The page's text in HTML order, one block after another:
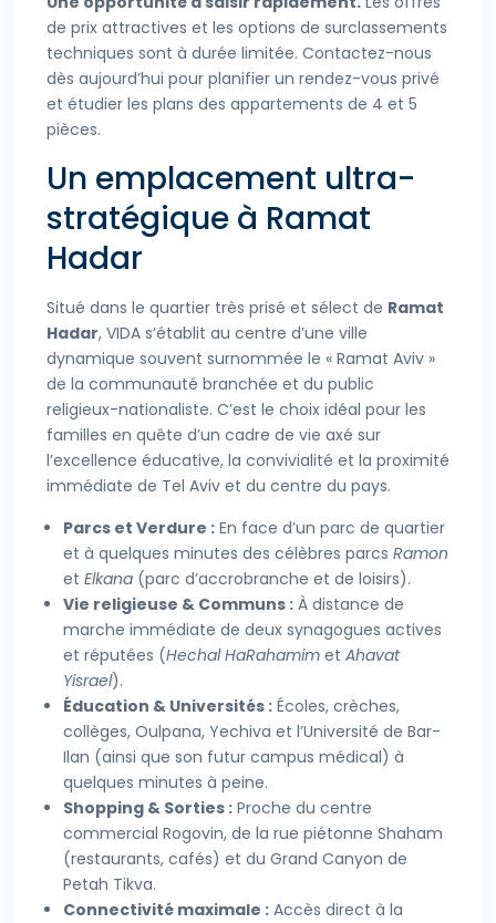
de prix attractives et les options de surclassements
techniques sont à durée limitée. Contactez-nous
dès aujourd’hui pour planifier un rendez-vous privé
et étudier les plans des appartements de 4 et 5
pièces.
Un emplacement ultra-
stratégique à Ramat
Hadar
Situé dans le quartier très prisé et sélect de Ramat
Hadar, VIDA s’établit au centre d’une ville
dynamique souvent surnommée le « Ramat Aviv »
de la communauté branchée et du public
religieux-nationaliste. C’est le choix idéal pour les
familles en quête d’un cadre de vie axé sur
l’excellence éducative, la convivialité et la proximité
immédiate de Tel Aviv et du centre du pays.
Parcs et Verdure : En face d’un parc de quartier
et à quelques minutes des célèbres parcs Ramon
et Elkana (parc d’accrobranche et de loisirs).
Vie religieuse & Communs : À distance de
marche immédiate de deux synagogues actives
et réputées (Hechal HaRahamim et Ahavat
Yisrael).
Éducation & Universités : Écoles, crèches,
collèges, Oulpana, Yechiva et l’Université de Bar-
Ilan (ainsi que son futur campus médical) à
quelques minutes à peine.
Shopping & Sorties : Proche du centre
commercial Rogovin, de la rue piétonne Shaham
(restaurants, cafés) et du Grand Canyon de
Petah Tikva.
Connectivité maximale : Accès direct à la